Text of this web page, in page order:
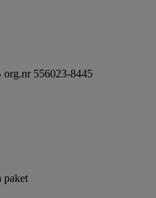
556023-8445
paket